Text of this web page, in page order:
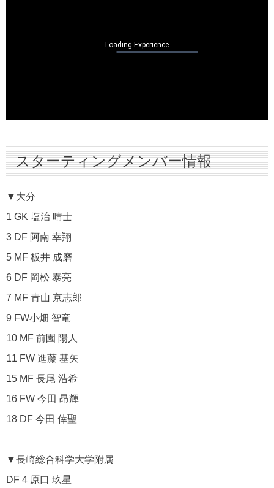
スターティングメンバー情報
▼大分
1 GK 塩治 晴士
3 DF 阿南 幸翔
5 MF 板井 成磨
6 DF 岡松 泰亮
7 MF 青山 京志郎
9 FW小畑 智竜
10 MF 前園 陽人
11 FW 進藤 基矢
15 MF 長尾 浩希
16 FW 今田 昂輝
18 DF 今田 倖聖
▼長崎総合科学大学附属
DF 4 原口 玖星